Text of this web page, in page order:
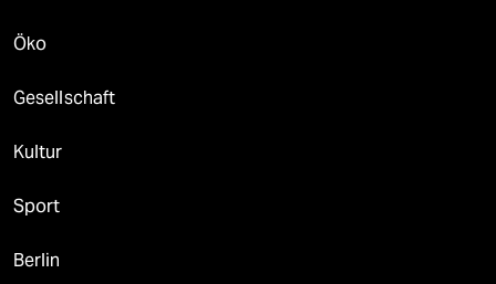
Öko
Gesellschaft
Kultur
Sport
Berlin